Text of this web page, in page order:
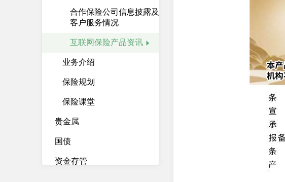
合作保险公司信息披露及
客户服务情况
互联网保险产品资讯
业务介绍
保险规划
保险课堂
贵金属
国债
资金存管